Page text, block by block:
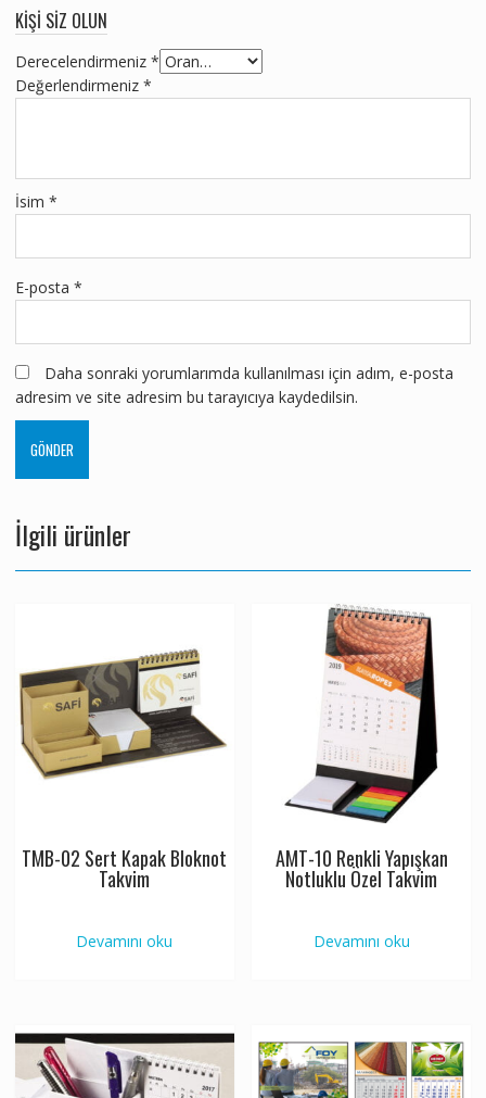
KIŞI SIZ OLUN
Derecelendirmeniz *
Değerlendirmeniz *
İsim *
E-posta *
Daha sonraki yorumlarımda kullanılması için adım, e-posta
adresim ve site adresim bu tarayıcıya kaydedilsin.
İlgili ürünler
TMB-02 Sert Kapak Bloknot
Takvim
Devamını oku
AMT-10 Renkli Yapışkan
Notluklu Özel Takvim
Devamını oku